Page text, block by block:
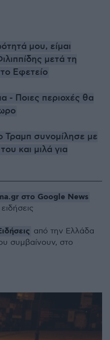
μου, είμαι
μετά τη
Εφετείο
- Ποιες περιοχές θα
Τραμπ συνομίλησε με
και μιλά για
στο Google News
από την Ελλάδα
συμβαίνουν, στο